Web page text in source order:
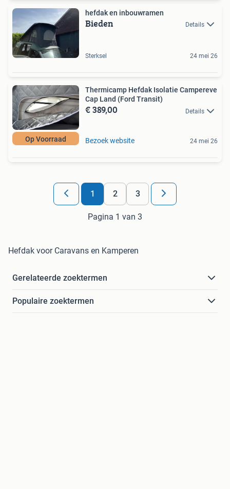
hefdak en inbouwramen
Bieden Details
Sterksel 24 mei 26
Op Voorraad
Thermicamp Hefdak Isolatie Campereve
Cap Land (Ford Transit)
€ 389,00 Details
Bezoek website 24 mei 26
1 2 3
Pagina 1 van 3
Hefdak voor Caravans en Kamperen
Gerelateerde zoektermen
Populaire zoektermen